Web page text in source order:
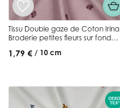
Tissu Double gaze de Coton Irina
Broderie petites fleurs sur fond
1,79 € / 10 cm